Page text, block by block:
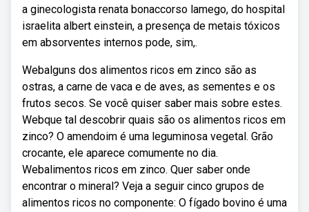
a ginecologista renata bonaccorso lamego, do hospital
israelita albert einstein, a presença de metais tóxicos
em absorventes internos pode, sim,.
Webalguns dos alimentos ricos em zinco são as
ostras, a carne de vaca e de aves, as sementes e os
frutos secos. Se você quiser saber mais sobre estes.
Webque tal descobrir quais são os alimentos ricos em
zinco? O amendoim é uma leguminosa vegetal. Grão
crocante, ele aparece comumente no dia.
Webalimentos ricos em zinco. Quer saber onde
encontrar o mineral? Veja a seguir cinco grupos de
alimentos ricos no componente: O fígado bovino é uma